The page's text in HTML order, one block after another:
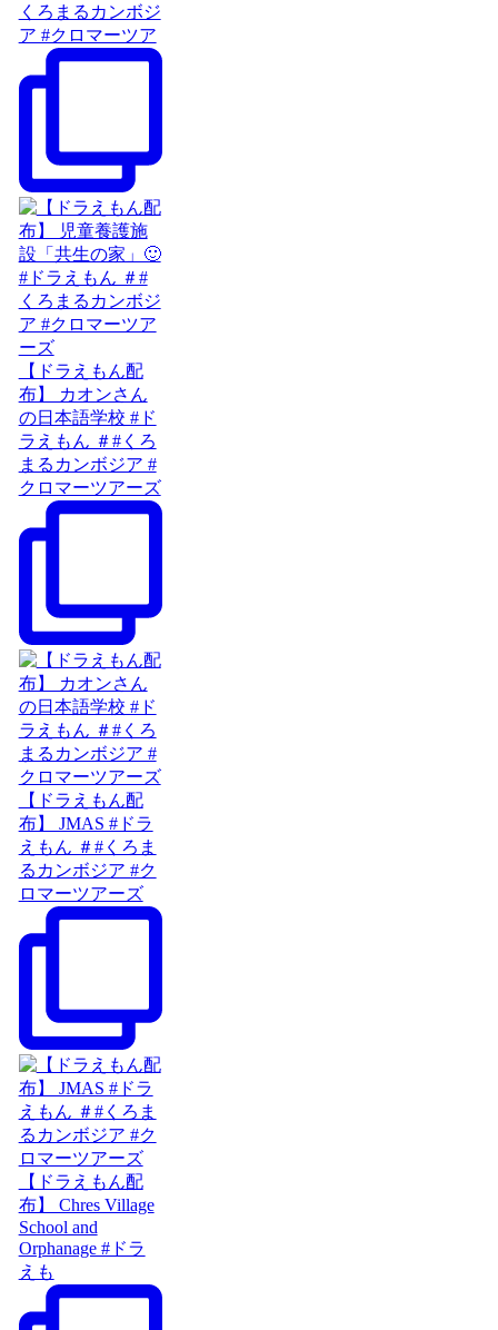
くろまるカンボジ
ア #クロマーツア
【ドラえもん配
布】 カオンさん
の日本語学校 #ド
ラえもん ＃#くろ
まるカンボジア #
クロマーツアーズ
【ドラえもん配
布】 JMAS #ドラ
えもん ＃#くろま
るカンボジア #ク
ロマーツアーズ
【ドラえもん配
布】 Chres Village
School and
Orphanage #ドラ
えも